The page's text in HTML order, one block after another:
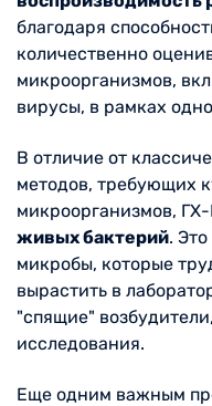
благодаря
количественно
микроорганизмов,
вирусы, в рамках
В отличие от
методов, требующих
микроорганизмов,
живых бактерий.
микробы, которые
вырастить в
"спящие"
исследования.
Еще одним важным